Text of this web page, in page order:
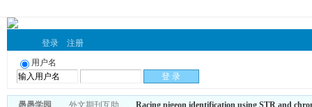
登录 注册
用户名